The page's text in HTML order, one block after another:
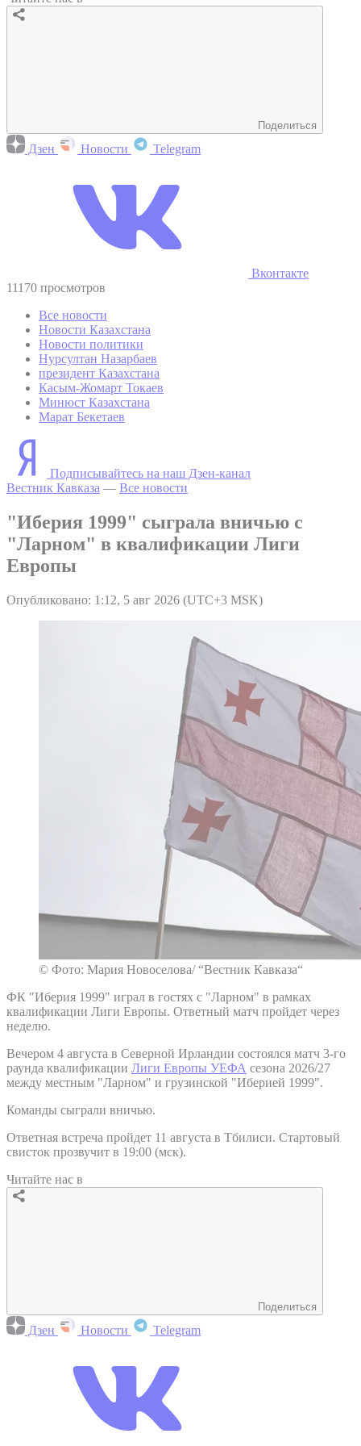
Поделиться
Дзен Новости Telegram
Вконтакте
11170 просмотров
Все новости
Новости Казахстана
Новости политики
Нурсултан Назарбаев
президент Казахстана
Касым-Жомарт Токаев
Минюст Казахстана
Марат Бекетаев
Подписывайтесь на наш Дзен-канал
Вестник Кавказа — Все новости
"Иберия 1999" сыграла вничью с
"Ларном" в квалификации Лиги
Европы
Опубликовано: 1:12, 5 авг 2026 (UTC+3 MSK)
© Фото: Мария Новоселова/ “Вестник Кавказа“
ФК "Иберия 1999" играл в гостях с "Ларном" в рамках
квалификации Лиги Европы. Ответный матч пройдет через
неделю.
Вечером 4 августа в Северной Ирландии состоялся матч 3-го
раунда квалификации Лиги Европы УЕФА сезона 2026/27
между местным "Ларном" и грузинской "Иберией 1999".
Команды сыграли вничью.
Ответная встреча пройдет 11 августа в Тбилиси. Стартовый
свисток прозвучит в 19:00 (мск).
Читайте нас в
Поделиться
Дзен Новости Telegram